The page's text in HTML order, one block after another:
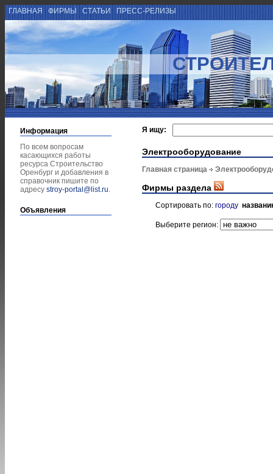
ГЛАВНАЯ ФИРМЫ СТАТЬИ ПРЕСС-РЕЛИЗЫ
Информация
По всем вопросам
касающихся работы
ресурса Строительство
Оренбург и добавления в
справочник пишите по
адресу stroy-portal@list.ru.
Объявления
Я ищу:
Электрооборудование
Главная страница
Фирмы раздела
Сортировать по: городу
Выберите регион: